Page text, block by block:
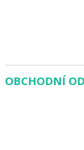
OBCHODNÍ